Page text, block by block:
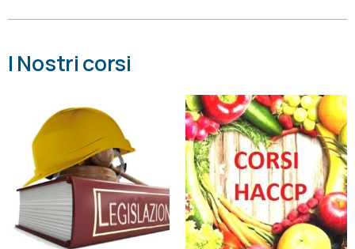
I Nostri corsi